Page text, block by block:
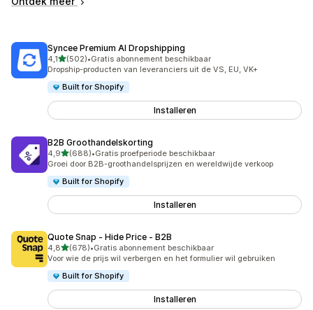
Syncee Premium AI Dropshipping
4,1van 5 sterren
(502)
502 recensies in totaal
•Gratis abonnement beschikbaar
Dropship-producten van leveranciers uit de VS, EU, VK+
Built for Shopify
Installeren
B2B Groothandelskorting
4,9van 5 sterren
(688)
688 recensies in totaal
•Gratis proefperiode beschikbaar
Groei door B2B-groothandelsprijzen en wereldwijde verkoop
Built for Shopify
Installeren
Quote Snap ‑ Hide Price ‑ B2B
4,8van 5 sterren
(678)
678 recensies in totaal
•Gratis abonnement beschikbaar
Voor wie de prijs wil verbergen en het formulier wil gebruiken
Built for Shopify
Installeren